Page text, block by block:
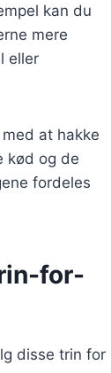
kan du
mere
eller
at hakke
kød og de
fordeles
for-
disse trin for